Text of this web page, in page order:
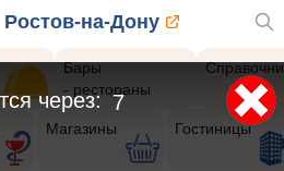
Ростов-на-Дону
Бары
- рестораны
Магазины Гостиницы
5
через: